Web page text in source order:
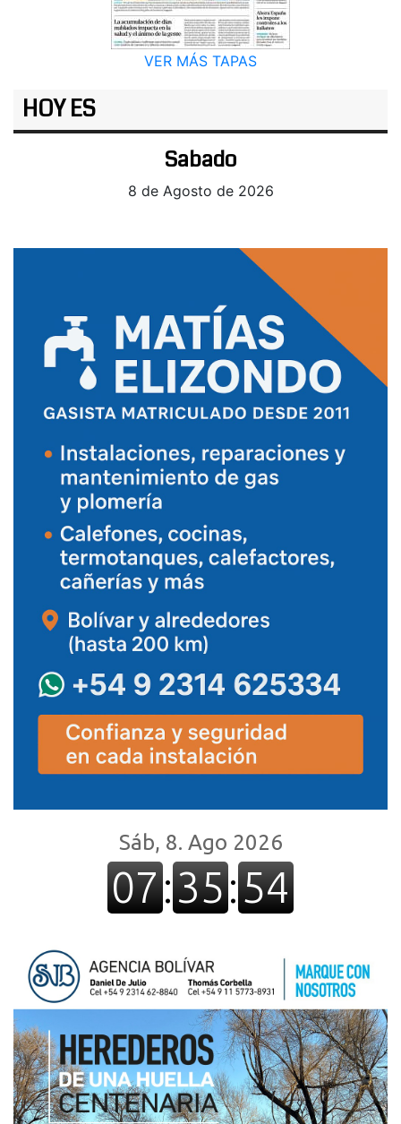
VER MÁS TAPAS
HOY ES
Sabado
8 de Agosto de 2026